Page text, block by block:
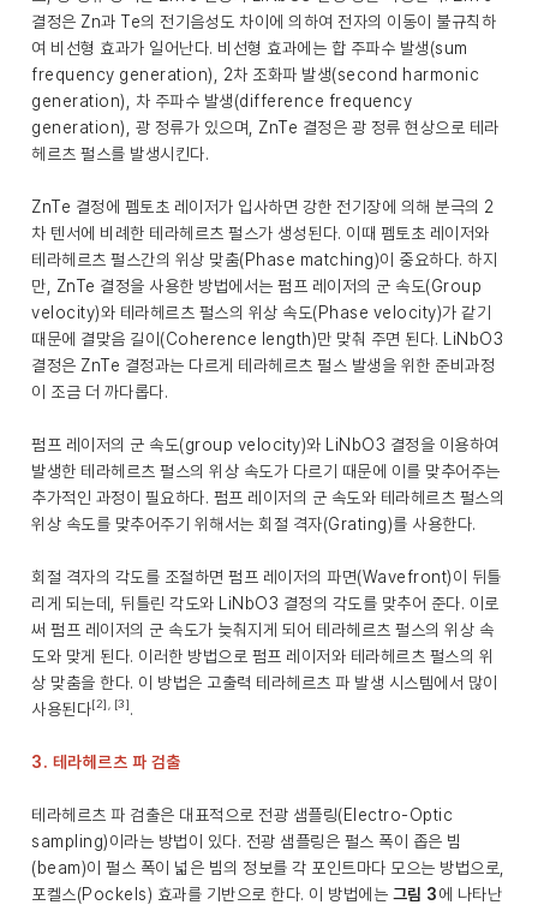
결정은 Zn과 Te의 전기음성도 차이에 의하여 전자의 이동이 불규칙하
여 비선형 효과가 일어난다. 비선형 효과에는 합 주파수 발생(sum
frequency generation), 2차 조화파 발생(second harmonic
generation), 차 주파수 발생(difference frequency
generation), 광 정류가 있으며, ZnTe 결정은 광 정류 현상으로 테라
헤르츠 펄스를 발생시킨다.
ZnTe 결정에 펨토초 레이저가 입사하면 강한 전기장에 의해 분극의 2
차 텐서에 비례한 테라헤르츠 펄스가 생성된다. 이때 펨토초 레이저와
테라헤르츠 펄스간의 위상 맞춤(Phase matching)이 중요하다. 하지
만, ZnTe 결정을 사용한 방법에서는 펌프 레이저의 군 속도(Group
velocity)와 테라헤르츠 펄스의 위상 속도(Phase velocity)가 같기
때문에 결맞음 길이(Coherence length)만 맞춰 주면 된다. LiNbO3
결정은 ZnTe 결정과는 다르게 테라헤르츠 펄스 발생을 위한 준비과정
이 조금 더 까다롭다.
펌프 레이저의 군 속도(group velocity)와 LiNbO3 결정을 이용하여
발생한 테라헤르츠 펄스의 위상 속도가 다르기 때문에 이를 맞추어주는
추가적인 과정이 필요하다. 펌프 레이저의 군 속도와 테라헤르츠 펄스의
위상 속도를 맞추어주기 위해서는 회절 격자(Grating)를 사용한다.
회절 격자의 각도를 조절하면 펌프 레이저의 파면(Wavefront)이 뒤틀
리게 되는데, 뒤틀린 각도와 LiNbO3 결정의 각도를 맞추어 준다. 이로
써 펌프 레이저의 군 속도가 늦춰지게 되어 테라헤르츠 펄스의 위상 속
도와 맞게 된다. 이러한 방법으로 펌프 레이저와 테라헤르츠 펄스의 위
상 맞춤을 한다. 이 방법은 고출력 테라헤르츠 파 발생 시스템에서 많이
사용된다[2], [3].
3. 테라헤르츠 파 검출
테라헤르츠 파 검출은 대표적으로 전광 샘플링(Electro-Optic
sampling)이라는 방법이 있다. 전광 샘플링은 펄스 폭이 좁은 빔
(beam)이 펄스 폭이 넓은 빔의 정보를 각 포인트마다 모으는 방법으로,
포켈스(Pockels) 효과를 기반으로 한다. 이 방법에는 그림 3에 나타난